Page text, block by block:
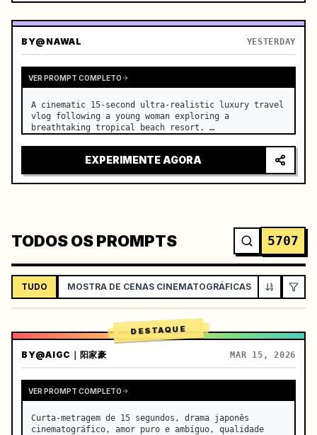
BY@NAWAL YESTERDAY
VER PROMPT COMPLETO
A cinematic 15-second ultra-realistic luxury travel
vlog following a young woman exploring a
breathtaking tropical beach resort. …
EXPERIMENTE AGORA
TODOS OS PROMPTS 5707
TUDO MOSTRA DE CENAS CINEMATOGRÁFICAS VLOG /
DESTAQUE
BY@AIGC｜阳家豪 MAR 15, 2026
VER PROMPT COMPLETO
Curta-metragem de 15 segundos, drama japonês
cinematográfico, amor puro e ambíguo, qualidade